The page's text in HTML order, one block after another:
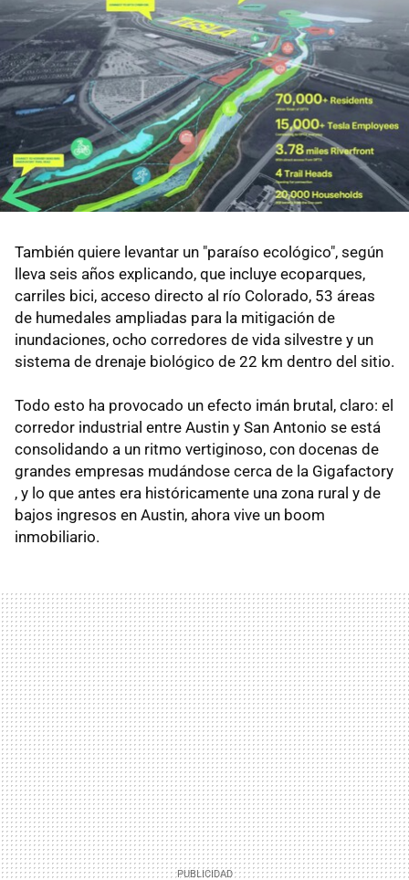
También quiere levantar un "paraíso ecológico", según
lleva seis años explicando, que incluye ecoparques,
carriles bici, acceso directo al río Colorado, 53 áreas
de humedales ampliadas para la mitigación de
inundaciones, ocho corredores de vida silvestre y un
sistema de drenaje biológico de 22 km dentro del sitio.
Todo esto ha provocado un efecto imán brutal, claro: el
corredor industrial entre Austin y San Antonio se está
consolidando a un ritmo vertiginoso, con docenas de
grandes empresas mudándose cerca de la Gigafactory
, y lo que antes era históricamente una zona rural y de
bajos ingresos en Austin, ahora vive un boom
inmobiliario.